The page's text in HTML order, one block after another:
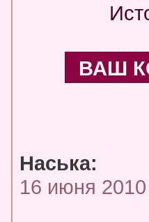
ВАШ
Наська:
16 июня 2010